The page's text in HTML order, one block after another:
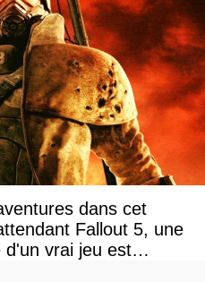
dans cet
Fallout 5, une
d'un vrai jeu est